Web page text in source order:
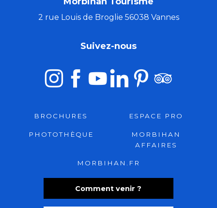
2 rue Louis de Broglie 56038 Vannes
Comment venir ?
Suivez-nous
BROCHURES ESPACE PRO
PHOTOTHÈQUE
MORBIHAN
AFFAIRES
MORBIHAN.FR